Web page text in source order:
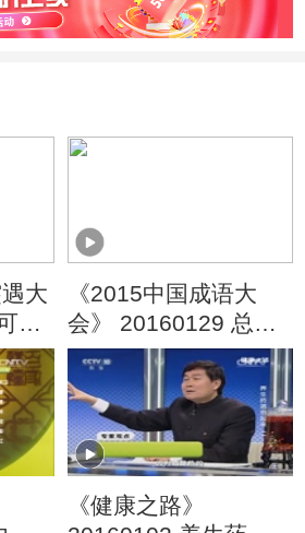
大
躲
《2015中国成语大
会》 20160129 总决
赛 第十一场
《健康之路》